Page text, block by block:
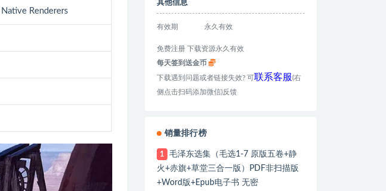
Renderers
其他信息
有效期 永久有效
免费注册 下载资源永久有效
每天签到送金币
下载遇到问题或者链接失效? 可联系客服(右
侧点击扫码添加微信)反馈
销量排行榜
1
毛泽东选集（毛选1-7 原版五卷+静
火+赤旗+草堂三合一版）PDF非扫描版
+Word版+Epub电子书 无密